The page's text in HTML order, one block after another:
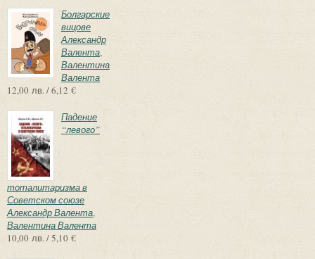
Болгарские
вицове
Александр
Валента,
Валентина
Валента
12,00 лв. / 6,12 €
Падение
“левого”
тоталитаризма в
Советском союзе
Александр Валента,
Валентина Валента
10,00 лв. / 5,10 €